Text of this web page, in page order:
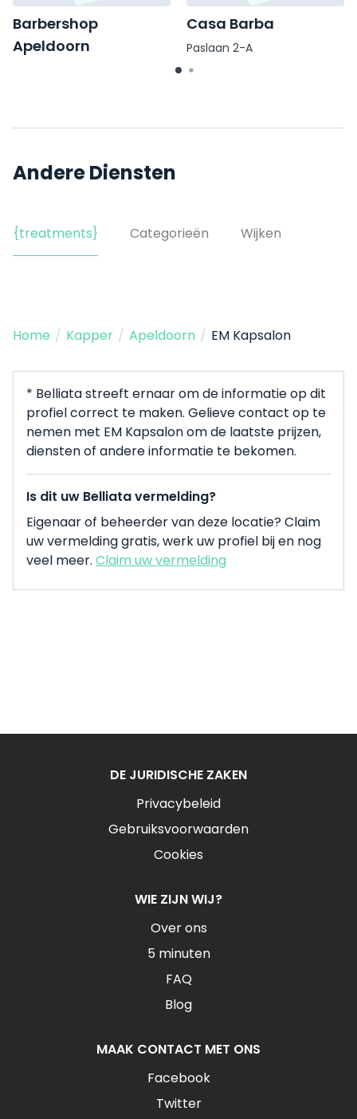
Barbershop
Apeldoorn
Casa Barba
Paslaan 2-A
Andere Diensten
{treatments} Categorieën Wijken
Home / Kapper / Apeldoorn / EM Kapsalon
* Belliata streeft ernaar om de informatie op dit
profiel correct te maken. Gelieve contact op te
nemen met EM Kapsalon om de laatste prijzen,
diensten of andere informatie te bekomen.
Is dit uw Belliata vermelding?
Eigenaar of beheerder van deze locatie? Claim
uw vermelding gratis, werk uw profiel bij en nog
veel meer. Claim uw vermelding
DE JURIDISCHE ZAKEN
Privacybeleid
Gebruiksvoorwaarden
Cookies
WIE ZIJN WIJ?
Over ons
5 minuten
FAQ
Blog
MAAK CONTACT MET ONS
Facebook
Twitter